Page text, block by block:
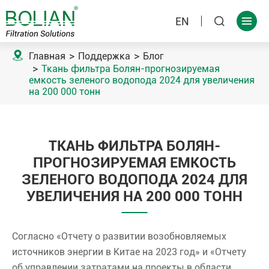
EN  
 Главная Поддержка
Блог
Ткань фильтра Болян-прогнозируемая
емкость зеленого водопода 2024 для увеличения
на 200 000 тонн
ТКАНЬ ФИЛЬТРА БОЛЯН-
ПРОГНОЗИРУЕМАЯ ЕМКОСТЬ
ЗЕЛЕНОГО ВОДОПОДА 2024 ДЛЯ
УВЕЛИЧЕНИЯ НА 200 000 ТОНН
Согласно «Отчету о развитии возобновляемых
источников энергии в Китае на 2023 год» и «Отчету